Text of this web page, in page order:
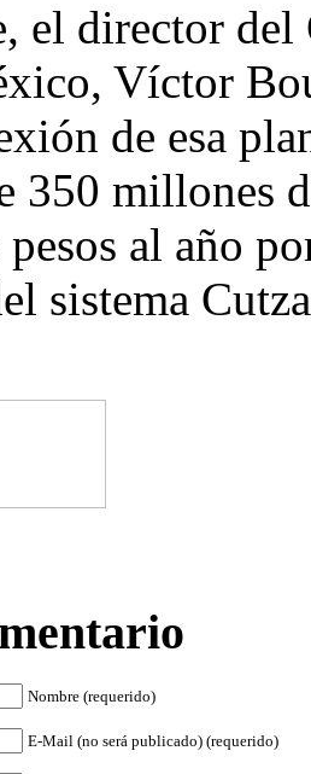
el director
Víctor
de esa
350 millones
al año
sistema
Nombre (requerido)
E-Mail (no será publicado) (requerido)